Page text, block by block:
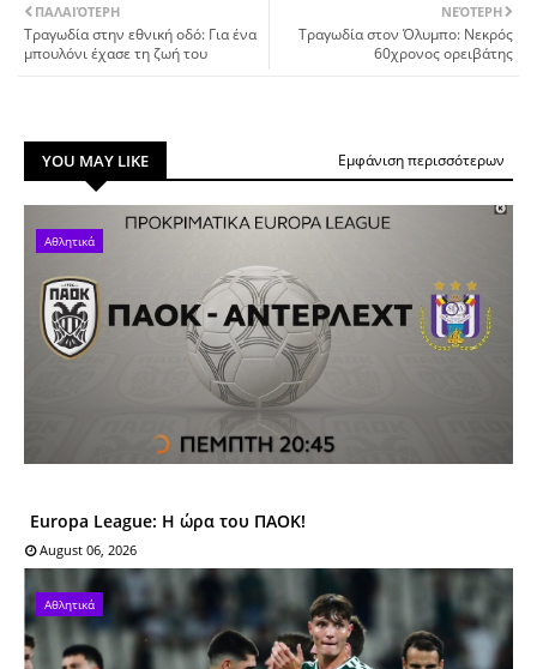
ΝΕΌΤΕΡΗ
Τραγωδία στον Όλυμπο: Νεκρός
60χρονος ορειβάτης
ΠΑΛΑΙΌΤΕΡΗ
Τραγωδία στην εθνική οδό: Για ένα
μπουλόνι έχασε τη ζωή του
YOU MAY LIKE Εμφάνιση περισσότερων
Αθλητικά
Europa League: Η ώρα του ΠΑΟΚ!
August 06, 2026
Αθλητικά